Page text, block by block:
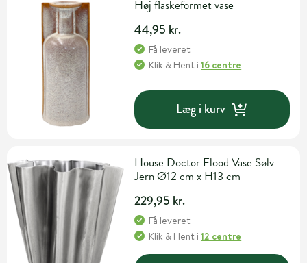
Høj flaskeformet vase
44,95 kr.
Få leveret
Klik & Hent i16 centre
Læg i kurv
House Doctor Flood Vase Sølv
Jern Ø12 cm x H13 cm
229,95 kr.
Få leveret
Klik & Hent i12 centre